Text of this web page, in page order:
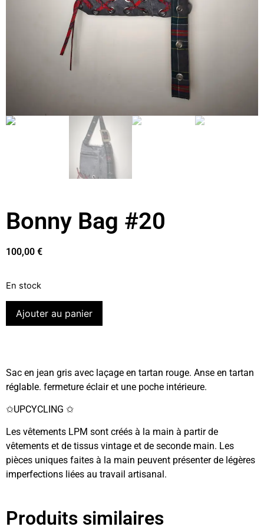
Bonny Bag #20
100,00 €
En stock
Ajouter au panier
Sac en jean gris avec laçage en tartan rouge. Anse en tartan
réglable. fermeture éclair et une poche intérieure.
✩UPCYCLING ✩
Les vêtements LPM sont créés à la main à partir de
vêtements et de tissus vintage et de seconde main. Les
pièces uniques faites à la main peuvent présenter de légères
imperfections liées au travail artisanal.
Produits similaires